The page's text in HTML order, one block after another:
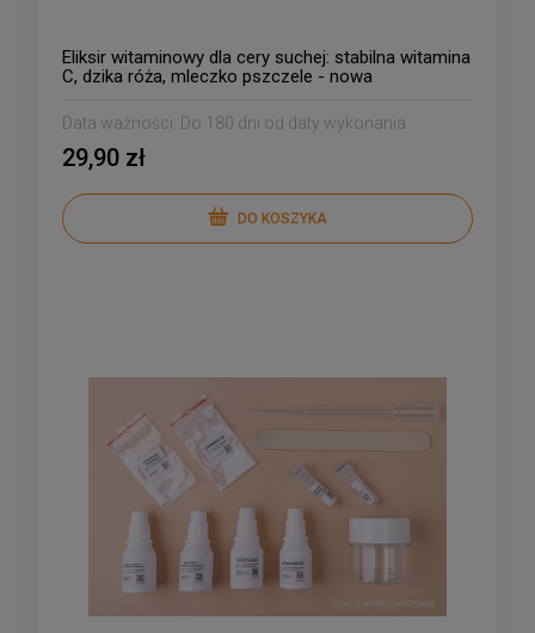
Eliksir witaminowy dla cery suchej: stabilna witamina
C, dzika róża, mleczko pszczele - nowa
Data ważności: Do 180 dni od daty wykonania
29,90 zł
DO KOSZYKA